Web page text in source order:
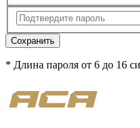
Сохранить
* Длина пароля от 6 до 16